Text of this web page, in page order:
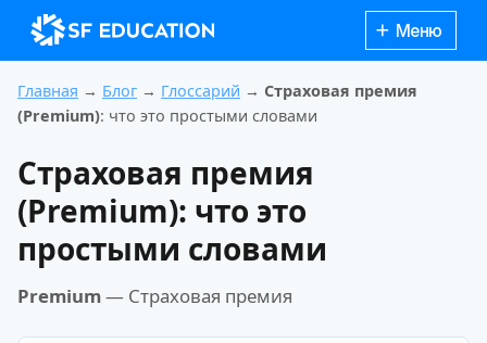
Главная → Блог → Глоссарий → Страховая премия
(Premium): что это простыми словами
Страховая премия
(Premium): что это
простыми словами
Premium— Страховая премия